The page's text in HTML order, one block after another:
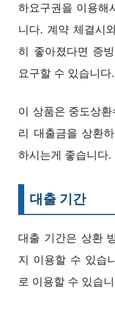
하요구권을 이용해
니다. 계약 체결시
히 좋아졌다면 증
요구할 수 있습니다.
이 상품은 중도상
리 대출금을 상환
하시는게 좋습니다.
대출 기간
대출 기간은 상환
지 이용할 수 있습
로 이용할 수 있습